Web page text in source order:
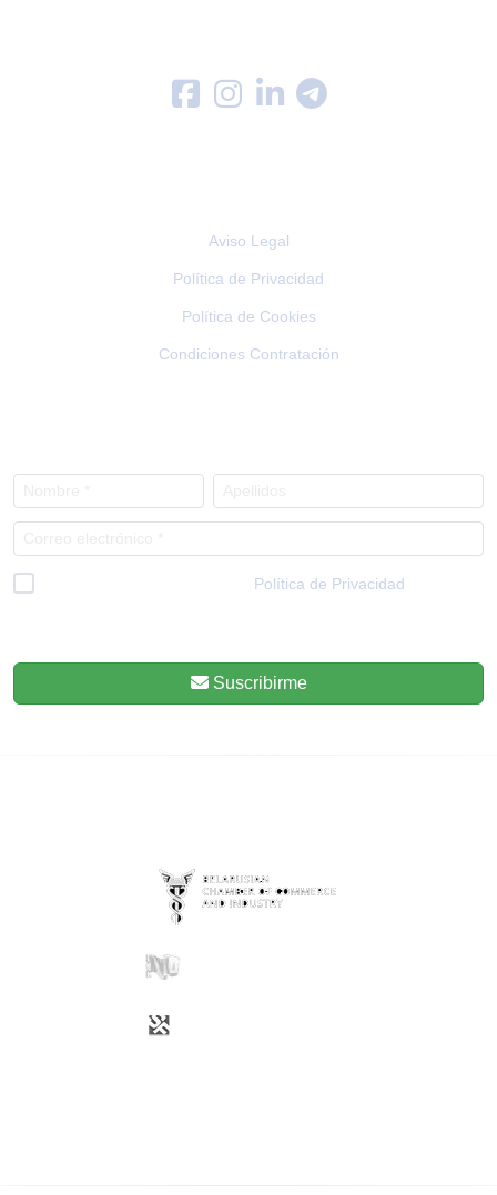
Aviso Legal
Política de Privacidad
Política de Cookies
Condiciones Contratación
Política de Privacidad
Suscribirme